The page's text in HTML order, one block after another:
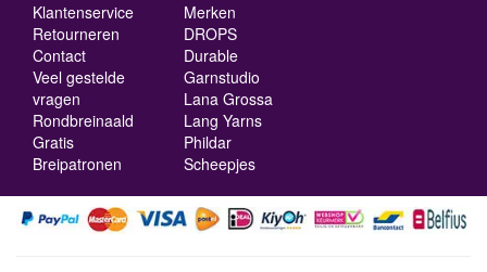
Klantenservice
Retourneren
Contact
Veel gestelde
vragen
Rondbreinaald
Gratis
Breipatronen
Merken
DROPS
Durable
Garnstudio
Lana Grossa
Lang Yarns
Phildar
Scheepjes